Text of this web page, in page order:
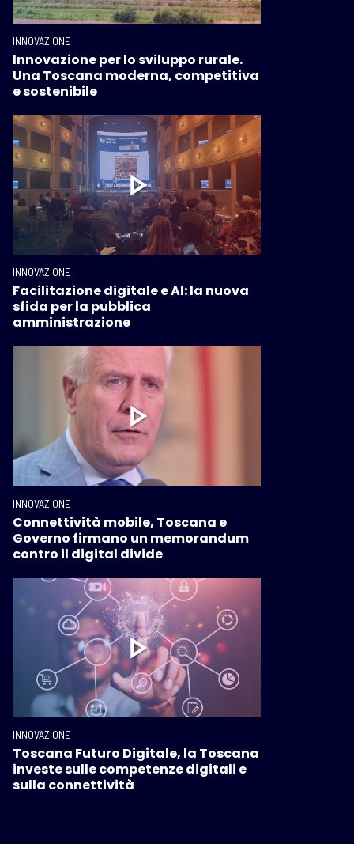
INNOVAZIONE
Innovazione per lo sviluppo rurale.
Una Toscana moderna, competitiva
e sostenibile
INNOVAZIONE
Facilitazione digitale e AI: la nuova
sfida per la pubblica
amministrazione
INNOVAZIONE
Connettività mobile, Toscana e
Governo firmano un memorandum
contro il digital divide
INNOVAZIONE
Toscana Futuro Digitale, la Toscana
investe sulle competenze digitali e
sulla connettività